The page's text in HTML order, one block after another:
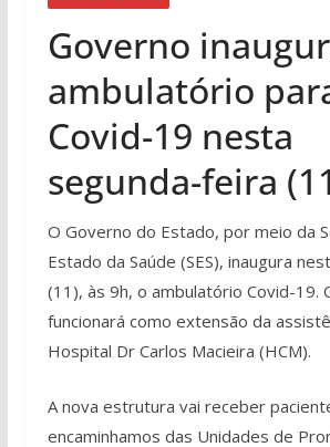
Governo
ambulatório
Covid-19 nesta
segunda-feira
O Governo do Estado, por meio da
Estado da Saúde (SES), inaugura
(11), às 9h, o ambulatório Covid-19.
funcionará como extensão da
Hospital Dr Carlos Macieira (HCM).
A nova estrutura vai receber
encaminhamos das Unidades de